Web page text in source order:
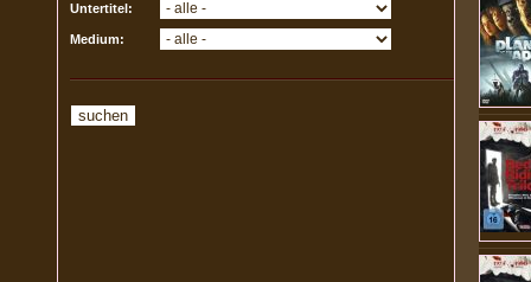
Untertitel:
Medium: